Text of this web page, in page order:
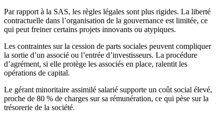
Par rapport à la SAS, les règles légales sont plus rigides. La liberté
contractuelle dans l’organisation de la gouvernance est limitée, ce
qui peut freiner certains projets innovants ou atypiques.
Les contraintes sur la cession de parts sociales peuvent compliquer
la sortie d’un associé ou l’entrée d’investisseurs. La procédure
d’agrément, si elle protège les associés en place, ralentit les
opérations de capital.
Le gérant minoritaire assimilé salarié supporte un coût social élevé,
proche de 80 % de charges sur sa rémunération, ce qui pèse sur la
trésorerie de la société.